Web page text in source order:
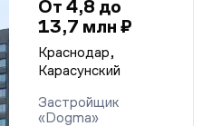
От 4,8 до
13,7 млн ₽
Краснодар,
Карасунский
Застройщик
«Dogma»